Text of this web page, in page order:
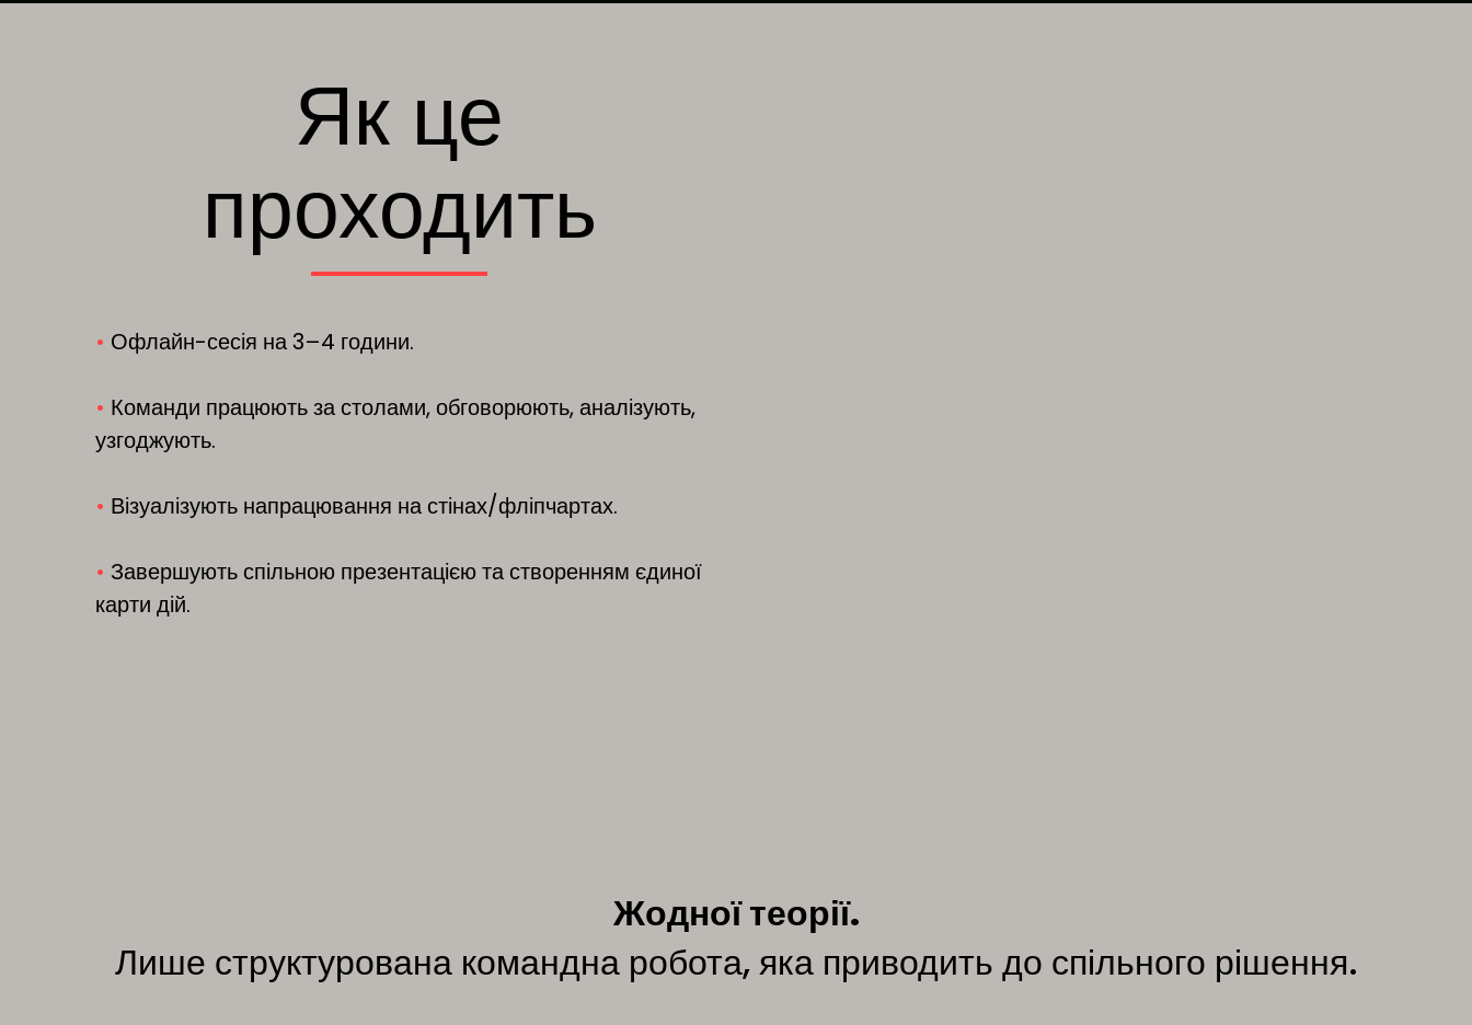
Як це
проходить
• Офлайн-сесія на 3–4 години.
• Команди працюють за столами, обговорюють, аналізують,
узгоджують.
• Візуалізують напрацювання на стінах/фліпчартах.
• Завершують спільною презентацією та створенням єдиної
карти дій.
Жодної теорії.
Лише структурована командна робота, яка приводить до спільного рішення.